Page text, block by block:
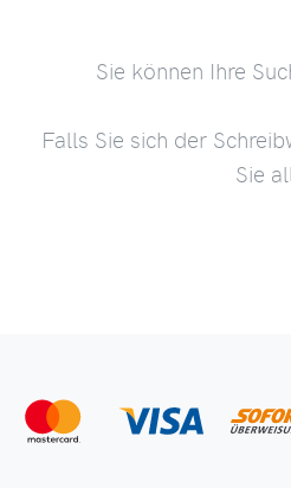
Sie können Ihre
Falls Sie sich der
Sie